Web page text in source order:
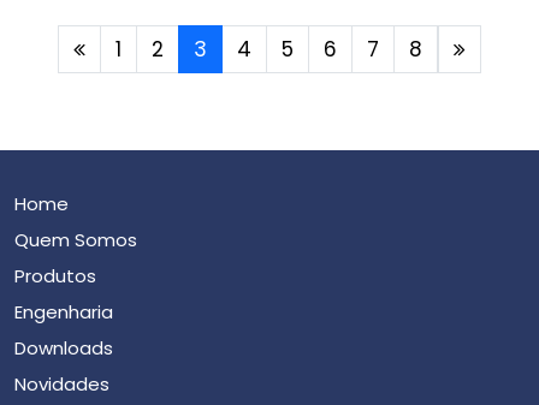
1 2 3 4 5 6 7 8
Home
Quem Somos
Produtos
Engenharia
Downloads
Novidades